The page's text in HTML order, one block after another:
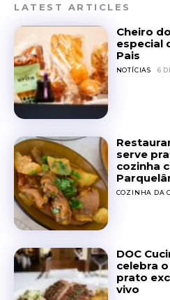
LATEST ARTICLES
Cheiro
especial
Pais
NOTÍCIAS 6
serve
cozinha
COZINHA DA
DOC
celebra
prato
vivo